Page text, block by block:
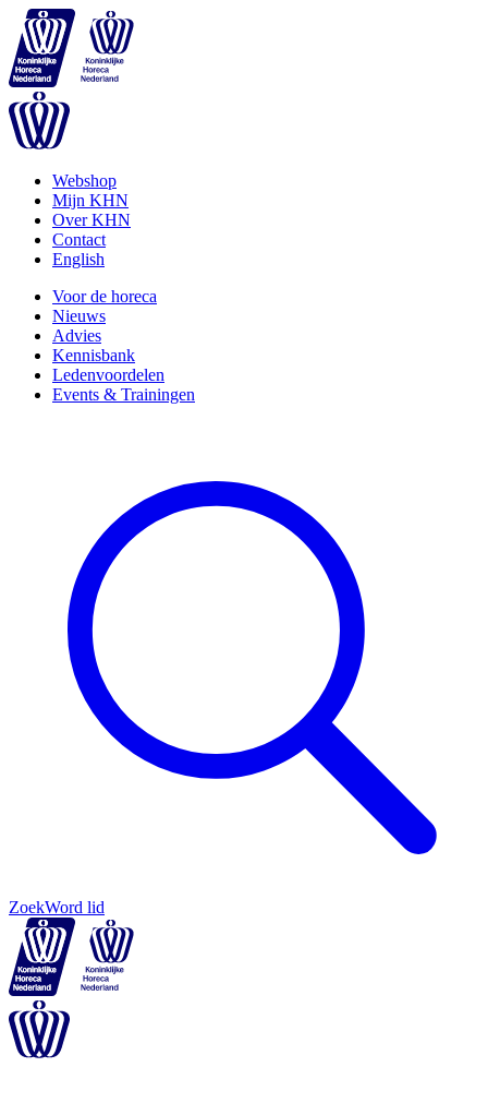
Webshop
Mijn KHN
Over KHN
Contact
English
Voor de horeca
Nieuws
Advies
Kennisbank
Ledenvoordelen
Events & Trainingen
ZoekWord lid